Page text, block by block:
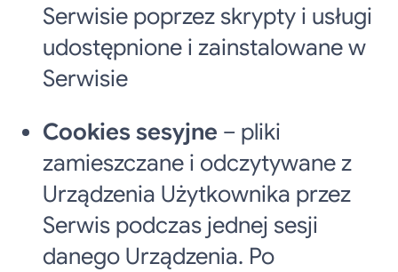
Serwisie poprzez skrypty i usługi
udostępnione i zainstalowane w
Serwisie
Cookies sesyjne – pliki
zamieszczane i odczytywane z
Urządzenia Użytkownika przez
Serwis podczas jednej sesji
danego Urządzenia. Po